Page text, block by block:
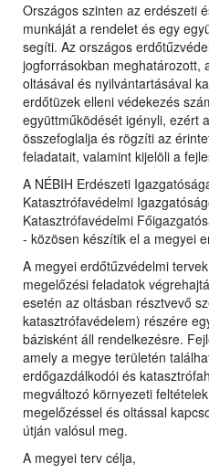
Országos szinten az erdészeti
munkáját a rendelet és egy
segíti. Az országos
jogforrásokban meghatározott,
oltásával és nyilvántartásával
erdőtüzek elleni védekezés
együttműködését igényli, ezért
összefoglalja és rögzíti az
feladatait, valamint kijelöli a
A NÉBIH Erdészeti
Katasztrófavédelmi
Katasztrófavédelmi
- közösen készítik el a megyei
A megyei erdőtűzvédelmi
megelőzési feladatok
esetén az oltásban résztvevő
katasztrófavédelem) részére
bázisként áll rendelkezésre.
amely a megye területén
erdőgazdálkodói és
megváltozó környezeti
megelőzéssel és oltással
útján valósul meg.
A megyei terv célja,